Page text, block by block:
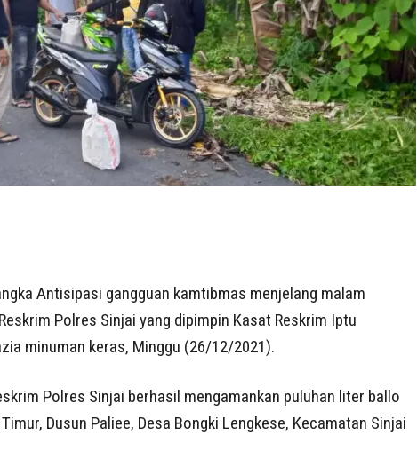
Antisipasi gangguan kamtibmas menjelang malam
Polres Sinjai yang dipimpin Kasat Reskrim Iptu
minuman keras, Minggu (26/12/2021).
Polres Sinjai berhasil mengamankan puluhan liter ballo
Dusun Paliee, Desa Bongki Lengkese, Kecamatan Sinjai